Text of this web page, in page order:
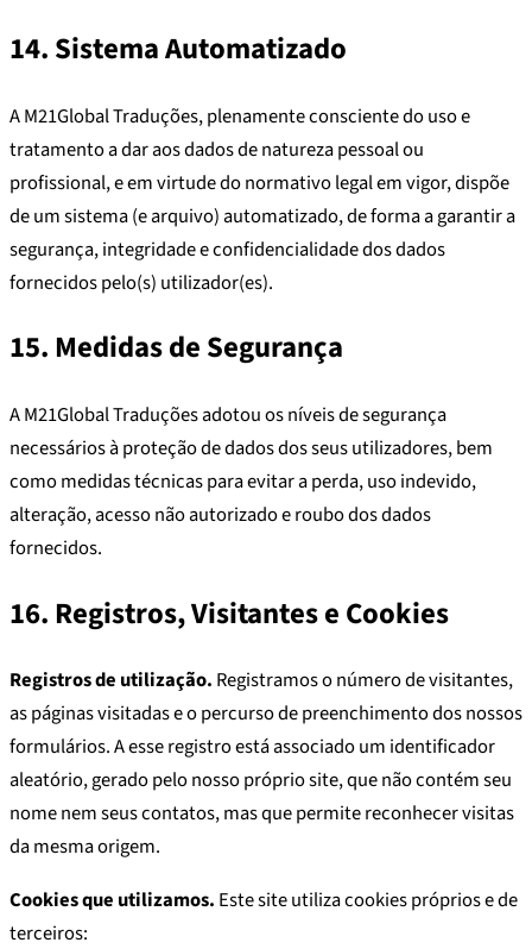
14. Sistema Automatizado
A M21Global Traduções, plenamente consciente do uso e
tratamento a dar aos dados de natureza pessoal ou
profissional, e em virtude do normativo legal em vigor, dispõe
de um sistema (e arquivo) automatizado, de forma a garantir a
segurança, integridade e confidencialidade dos dados
fornecidos pelo(s) utilizador(es).
15. Medidas de Segurança
A M21Global Traduções adotou os níveis de segurança
necessários à proteção de dados dos seus utilizadores, bem
como medidas técnicas para evitar a perda, uso indevido,
alteração, acesso não autorizado e roubo dos dados
fornecidos.
16. Registros, Visitantes e Cookies
Registros de utilização. Registramos o número de visitantes,
as páginas visitadas e o percurso de preenchimento dos nossos
formulários. A esse registro está associado um identificador
aleatório, gerado pelo nosso próprio site, que não contém seu
nome nem seus contatos, mas que permite reconhecer visitas
da mesma origem.
Cookies que utilizamos. Este site utiliza cookies próprios e de
terceiros: